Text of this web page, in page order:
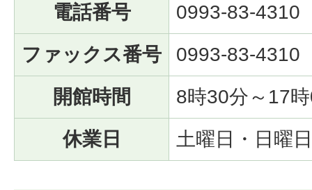
電話番号
0993-83-4310
ファックス番号
0993-83-4310
開館時間
8時30分～17
休業日
土曜日・日曜